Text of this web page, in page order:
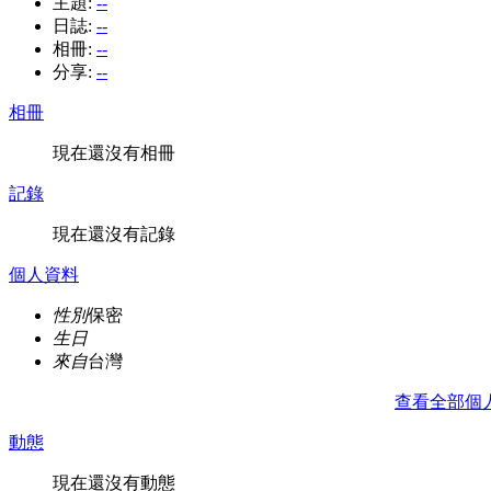
日誌: --
相冊: --
分享: --
相冊
現在還沒有相冊
記錄
現在還沒有記錄
個人資料
性別保密
生日
來自台灣
查看全部個
動態
現在還沒有動態